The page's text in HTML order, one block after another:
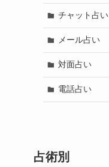
チャット占い
メール占い
対面占い
電話占い
占術別